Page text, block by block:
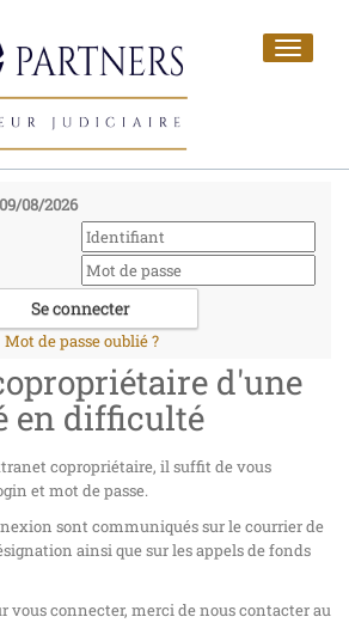
Toggle
08/2026
Mot de passe oublié ?
d'une
en difficulté
copropriétaire, il suffit de vous
et mot de passe.
sont communiqués sur le courrier de
ainsi que sur les appels de fonds
vous connecter, merci de nous contacter au